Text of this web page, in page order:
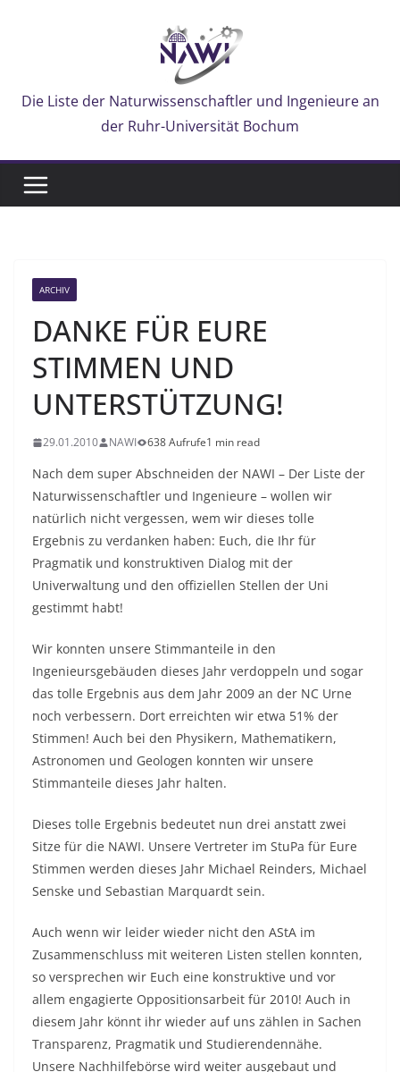
Die Liste der Naturwissenschaftler und Ingenieure an
der Ruhr-Universität Bochum
ARCHIV
DANKE FÜR EURE
STIMMEN UND
UNTERSTÜTZUNG!
29.01.2010 NAWI 638 Aufrufe1 min read
Nach dem super Abschneiden der NAWI – Der Liste der
Naturwissenschaftler und Ingenieure – wollen wir
natürlich nicht vergessen, wem wir dieses tolle
Ergebnis zu verdanken haben: Euch, die Ihr für
Pragmatik und konstruktiven Dialog mit der
Univerwaltung und den offiziellen Stellen der Uni
gestimmt habt!
Wir konnten unsere Stimmanteile in den
Ingenieursgebäuden dieses Jahr verdoppeln und sogar
das tolle Ergebnis aus dem Jahr 2009 an der NC Urne
noch verbessern. Dort erreichten wir etwa 51% der
Stimmen! Auch bei den Physikern, Mathematikern,
Astronomen und Geologen konnten wir unsere
Stimmanteile dieses Jahr halten.
Dieses tolle Ergebnis bedeutet nun drei anstatt zwei
Sitze für die NAWI. Unsere Vertreter im StuPa für Eure
Stimmen werden dieses Jahr Michael Reinders, Michael
Senske und Sebastian Marquardt sein.
Auch wenn wir leider wieder nicht den AStA im
Zusammenschluss mit weiteren Listen stellen konnten,
so versprechen wir Euch eine konstruktive und vor
allem engagierte Oppositionsarbeit für 2010! Auch in
diesem Jahr könnt ihr wieder auf uns zählen in Sachen
Transparenz, Pragmatik und Studierendennähe.
Unsere Nachhilfebörse wird weiter ausgebaut und